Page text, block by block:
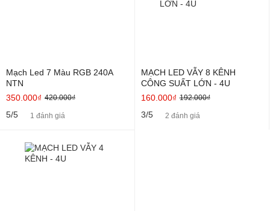
Mạch Led 7 Màu RGB 240A
NTN
350.000₫ 420.000₫
5/5 1 đánh giá
MẠCH LED VẪY 8 KÊNH
CÔNG SUẤT LỚN - 4U
160.000₫ 192.000₫
3/5 2 đánh giá